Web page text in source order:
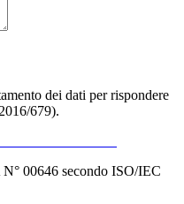
dei dati per rispondere
679).
00646 secondo ISO/IEC